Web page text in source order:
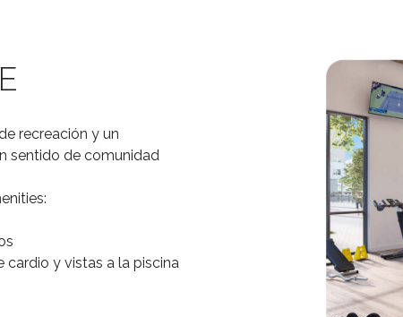
recreación y un
sentido de comunidad
y vistas a la piscina